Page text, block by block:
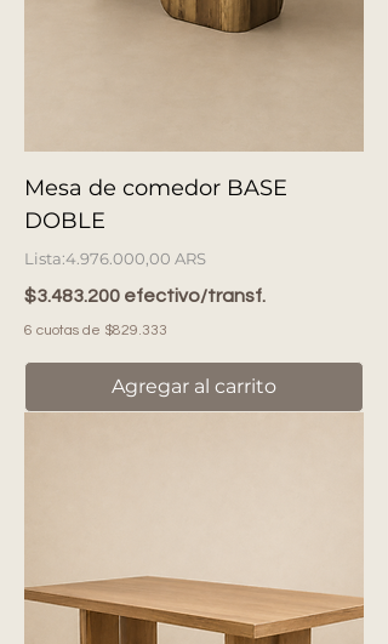
Mesa de comedor BASE
DOBLE
Precio4.976.000,00 ARS
$3.483.200 efectivo/transf.
6 cuotas de $829.333
Agregar al carrito